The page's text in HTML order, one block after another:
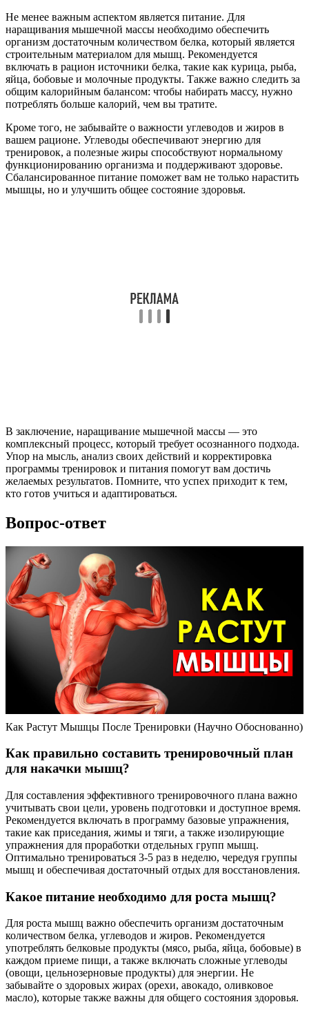
Не менее важным аспектом является питание. Для
наращивания мышечной массы необходимо обеспечить
организм достаточным количеством белка, который является
строительным материалом для мышц. Рекомендуется
включать в рацион источники белка, такие как курица, рыба,
яйца, бобовые и молочные продукты. Также важно следить за
общим калорийным балансом: чтобы набирать массу, нужно
потреблять больше калорий, чем вы тратите.
Кроме того, не забывайте о важности углеводов и жиров в
вашем рационе. Углеводы обеспечивают энергию для
тренировок, а полезные жиры способствуют нормальному
функционированию организма и поддерживают здоровье.
Сбалансированное питание поможет вам не только нарастить
мышцы, но и улучшить общее состояние здоровья.
В заключение, наращивание мышечной массы — это
комплексный процесс, который требует осознанного подхода.
Упор на мысль, анализ своих действий и корректировка
программы тренировок и питания помогут вам достичь
желаемых результатов. Помните, что успех приходит к тем,
кто готов учиться и адаптироваться.
Вопрос-ответ
Как Растут Мышцы После Тренировки (Научно Обоснованно)
Как правильно составить тренировочный план
для накачки мышц?
Для составления эффективного тренировочного плана важно
учитывать свои цели, уровень подготовки и доступное время.
Рекомендуется включать в программу базовые упражнения,
такие как приседания, жимы и тяги, а также изолирующие
упражнения для проработки отдельных групп мышц.
Оптимально тренироваться 3-5 раз в неделю, чередуя группы
мышц и обеспечивая достаточный отдых для восстановления.
Какое питание необходимо для роста мышц?
Для роста мышц важно обеспечить организм достаточным
количеством белка, углеводов и жиров. Рекомендуется
употреблять белковые продукты (мясо, рыба, яйца, бобовые) в
каждом приеме пищи, а также включать сложные углеводы
(овощи, цельнозерновые продукты) для энергии. Не
забывайте о здоровых жирах (орехи, авокадо, оливковое
масло), которые также важны для общего состояния здоровья.